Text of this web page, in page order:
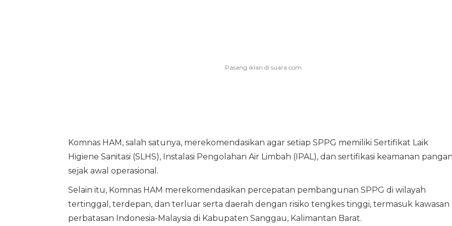
Komnas HAM, salah satunya, merekomendasikan agar setiap SPPG memiliki Sertifikat Laik
Higiene Sanitasi (SLHS), Instalasi Pengolahan Air Limbah (IPAL), dan sertifikasi keamanan
sejak awal operasional.
Selain itu, Komnas HAM merekomendasikan percepatan pembangunan SPPG di wilayah
tertinggal, terdepan, dan terluar serta daerah dengan risiko tengkes tinggi, termasuk kawasan
perbatasan Indonesia-Malaysia di Kabupaten Sanggau, Kalimantan Barat.